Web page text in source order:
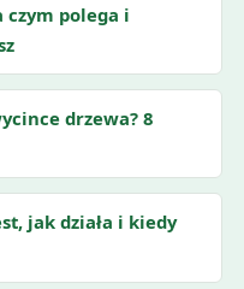
polega i
drzewa? 8
jak działa i kiedy